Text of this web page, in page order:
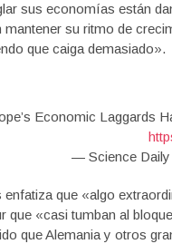
sus economías están
mantener su ritmo de
que caiga demasiado».
Economic Laggards
— Science Daily
enfatiza que «algo
que «casi tumban al
que Alemania y otros